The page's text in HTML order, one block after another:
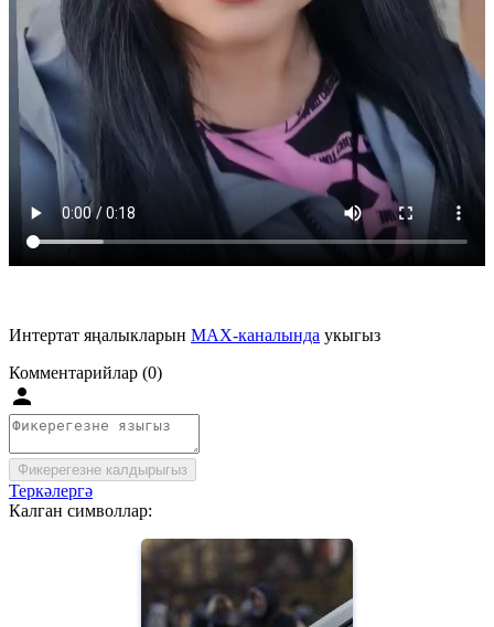
Интертат яңалыкларын MAX-каналында укыгыз
Комментарийлар (0)
Фикерегезне калдырыгыз
Теркәлергә
Калган символлар: